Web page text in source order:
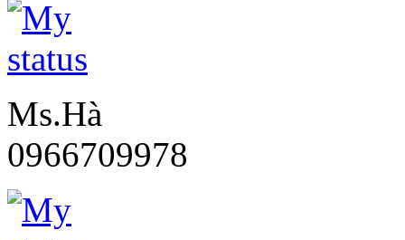
Ms.Hà
0966709978